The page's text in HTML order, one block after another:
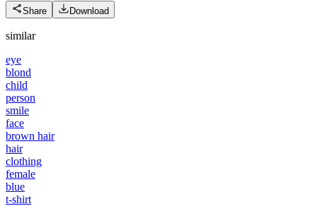
Share Download
similar
eye
blond
child
person
smile
face
brown hair
hair
clothing
female
blue
t-shirt